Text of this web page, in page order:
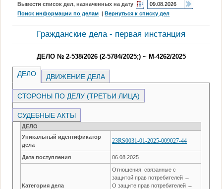
Вывести список дел, назначенных на дату
Поиск информации по делам |Вернуться к списку дел
Гражданские дела - первая инстанция
ДЕЛО № 2-538/2026 (2-5784/2025;) ~ М-4262/2025
ДЕЛО ДВИЖЕНИЕ ДЕЛА
СТОРОНЫ ПО ДЕЛУ (ТРЕТЬИ ЛИЦА)
СУДЕБНЫЕ АКТЫ
ДЕЛО
Уникальный идентификатор
дела
23RS0031-01-2025-009027-44
Дата поступления 06.08.2025
Категория дела
Отношения, связанные с
защитой прав потребителей →
О защите прав потребителей →